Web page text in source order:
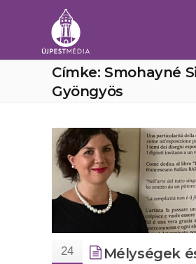
Címke: Smohayné
Gyöngyös
24
Mélységek